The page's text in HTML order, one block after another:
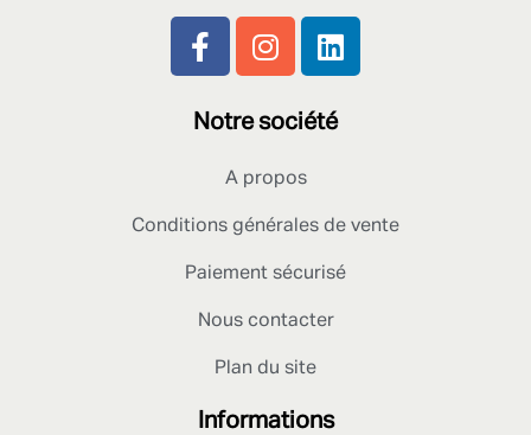
Notre société
A propos
Conditions générales de vente
Paiement sécurisé
Nous contacter
Plan du site
Informations